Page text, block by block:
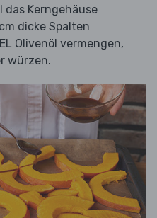
das Kerngehäuse
dicke Spalten
Olivenöl vermengen,
würzen.